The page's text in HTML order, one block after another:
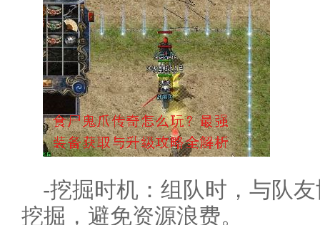
-挖掘时机：组队时，与队
挖掘，避免资源浪费。